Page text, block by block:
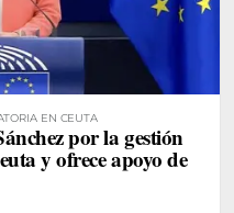
EN CEUTA
por la gestión
y ofrece apoyo de